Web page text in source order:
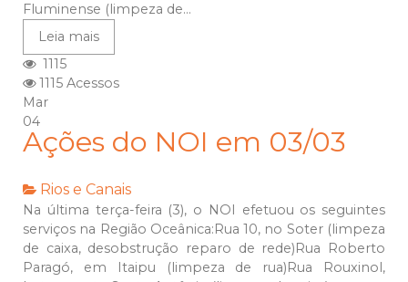
Fluminense (limpeza de...
Leia mais
1115
1115 Acessos
Mar
04
Ações do NOI em 03/03
Rios e Canais
Na última terça-feira (3), o NOI efetuou os seguintes
serviços na Região Oceânica:Rua 10, no Soter (limpeza
de caixa, desobstrução reparo de rede)Rua Roberto
Paragó, em Itaipu (limpeza de rua)Rua Rouxinol,